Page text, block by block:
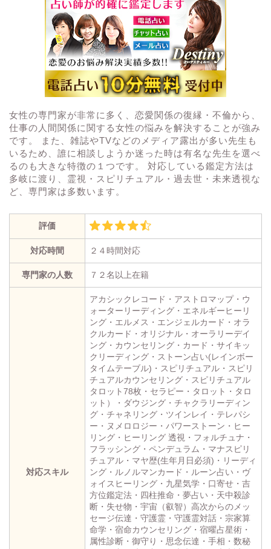
女性の専門家が非常に多く、恋愛関係の復縁・不倫から、
仕事の人間関係に関する女性の悩みを解決することが強み
です。 また、雑誌やTVなどのメディア露出が多い先生も
いるため、誰に相談しようか迷った時は有名な先生を選べ
るのも大きな特徴の１つです。 対応している鑑定方法は
多岐に渡り、霊視・スピリチュアル・過去世・未来透視な
ど、専門家は多数います。
評価
対応時間 ２４時間対応
専門家の人数 ７２名以上在籍
対応スキル
アカシックレコード・アストロマップ・ウ
ォーターリーディング・エネルギーヒーリ
ング・エルメス・エンジェルカード・オラ
クルカード・オリジナル・オーラリーデイ
ング・カウンセリング・カード・サイキッ
クリーディング・ストーン占い(レインボー
タイムテーブル)・スピリチュアル・スピリ
チュアルカウンセリング・スピリチュアル
タロット78枚・セラピー・タロット・タロ
ット）・ダウジング・チャクラリーディン
グ・チャネリング・ツインレイ・テレパシ
ー・ヌメロロジー・パワーストーン・ヒー
リング・ヒーリング 透視・フォルチュナ・
フラッシング・ペンデュラム・マナスピリ
チュアル・マヤ歴(生年月日必須)・リーディ
ング・ルノルマンカード・ルーン占い・ヴ
ォイスヒーリング・九星気学・口寄せ・吉
方位鑑定法・四柱推命・夢占い・天中殺診
断・失せ物・宇宙（叡智）高次からのメッ
セージ伝達・守護霊・守護霊対話・宗家算
命学・宿命カウンセリング・宿曜占星術・
属性診断・御守り・思念伝達・手相・数秘